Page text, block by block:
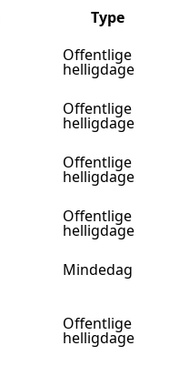
Type
Offentlige
helligdage
Offentlige
helligdage
Offentlige
helligdage
Offentlige
helligdage
Mindedag
Offentlige
helligdage